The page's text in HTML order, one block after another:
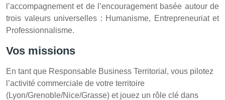
l’accompagnement et de l’encouragement basée autour de
trois valeurs universelles : Humanisme, Entrepreneuriat et
Professionnalisme.
Vos missions
En tant que Responsable Business Territorial, vous pilotez
l’activité commerciale de votre territoire
(Lyon/Grenoble/Nice/Grasse) et jouez un rôle clé dans